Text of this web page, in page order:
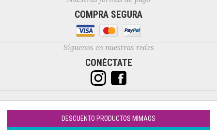
COMPRA SEGURA
Síguenos en nuestras redes
CONÉCTATE
DESCUENTO PRODUCTOS MIMAOS